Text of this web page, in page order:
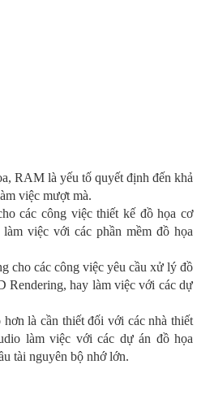
RAM là yếu tố quyết định đến khả
việc mượt mà.
các công việc thiết kế đồ họa cơ
việc với các phần mềm đồ họa
cho các công việc yêu cầu xử lý đồ
Rendering, hay làm việc với các dự
là cần thiết đối với các nhà thiết
làm việc với các dự án đồ họa
tài nguyên bộ nhớ lớn.